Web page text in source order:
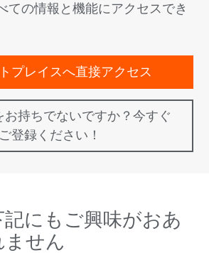
ての情報と機能にアクセスでき
プレイスへ直接アクセス
お持ちでないですか？今すぐ
ご登録ください！
にもご興味がおあ
ません